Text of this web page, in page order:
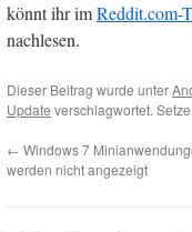
könnt ihr imReddit.com-
nachlesen.
Dieser Beitrag wurde unter
Update verschlagwortet.
← Windows 7
werden nicht angezeigt